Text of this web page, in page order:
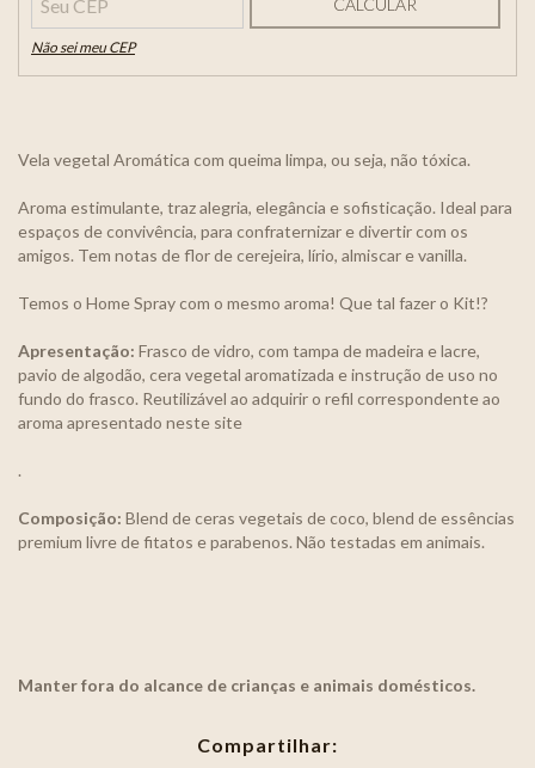
CALCULAR
Não sei meu CEP
Vela vegetal Aromática com queima limpa, ou seja, não tóxica.
Aroma estimulante, traz alegria, elegância e sofisticação. Ideal para
espaços de convivência, para confraternizar e divertir com os
amigos. Tem notas de flor de cerejeira, lírio, almiscar e vanilla.
Temos o Home Spray com o mesmo aroma! Que tal fazer o Kit!?
Apresentação: Frasco de vidro, com tampa de madeira e lacre,
pavio de algodão, cera vegetal aromatizada e instrução de uso no
fundo do frasco. Reutilizável ao adquirir o refil correspondente ao
aroma apresentado neste site
.
Composição: Blend de ceras vegetais de coco, blend de essências
premium livre de fitatos e parabenos. Não testadas em animais.
Manter fora do alcance de crianças e animais domésticos.
Compartilhar: